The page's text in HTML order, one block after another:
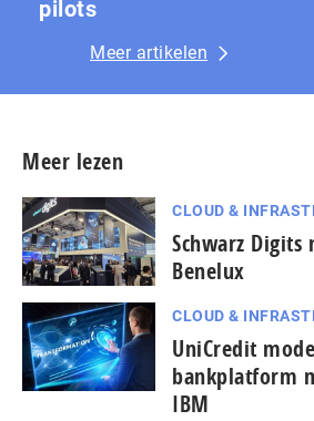
pilots
Meer artikelen
Meer lezen
CLOUD &
Schwarz
Benelux
CLOUD &
UniCredit
bankplatform
IBM